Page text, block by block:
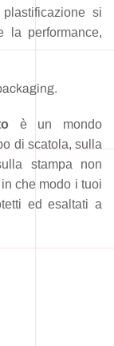
si
la performance,
è un mondo
di scatola, sulla
stampa non
che modo i tuoi
ed esaltati a